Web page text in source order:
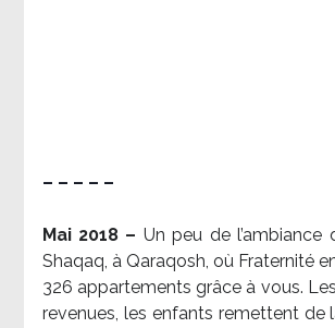
– – – – –
Mai 2018 – Un peu de l’ambiance
Shaqaq, à Qaraqosh, où Fraternité
326 appartements grâce à vous.
revenues, les enfants remettent de